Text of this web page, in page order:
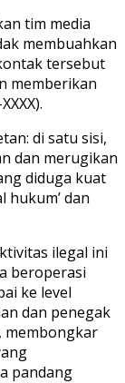
tim media
membuahkan
tersebut
memberikan
di satu sisi,
dan merugikan
diduga kuat
hukum’ dan
ilegal ini
beroperasi
ke level
dan penegak
membongkar
pandang